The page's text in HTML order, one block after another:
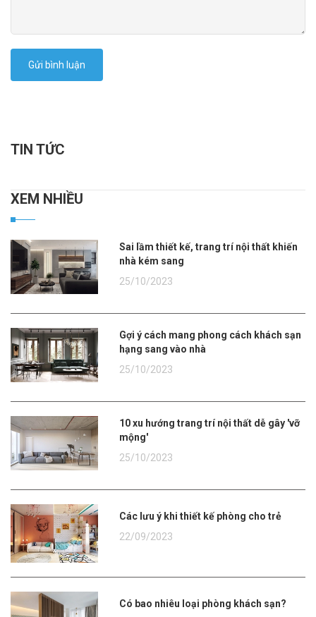
Gửi bình luận
TIN TỨC
XEM NHIỀU
Sai lầm thiết kế, trang trí nội thất khiến
nhà kém sang
25/10/2023
Gợi ý cách mang phong cách khách sạn
hạng sang vào nhà
25/10/2023
10 xu hướng trang trí nội thất dễ gây 'vỡ
mộng'
25/10/2023
Các lưu ý khi thiết kế phòng cho trẻ
22/09/2023
Có bao nhiêu loại phòng khách sạn?